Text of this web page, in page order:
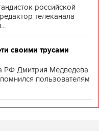
российской
телеканала
своими трусами
РФ Дмитрия Медведева
пользователям